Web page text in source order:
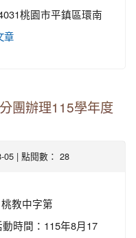
桃園市平鎮區環南
章
團辦理115學年度
05 | 點閱數： 28
教中字第
時間：115年8月17